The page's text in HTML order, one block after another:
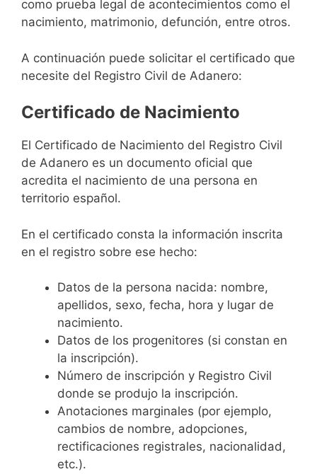
como prueba legal de acontecimientos como el
nacimiento, matrimonio, defunción, entre otros.
A continuación puede solicitar el certificado que
necesite del Registro Civil de Adanero:
Certificado de Nacimiento
El Certificado de Nacimiento del Registro Civil
de Adanero es un documento oficial que
acredita el nacimiento de una persona en
territorio español.
En el certificado consta la información inscrita
en el registro sobre ese hecho:
Datos de la persona nacida: nombre,
apellidos, sexo, fecha, hora y lugar de
nacimiento.
Datos de los progenitores (si constan en
la inscripción).
Número de inscripción y Registro Civil
donde se produjo la inscripción.
Anotaciones marginales (por ejemplo,
cambios de nombre, adopciones,
rectificaciones registrales, nacionalidad,
etc.).